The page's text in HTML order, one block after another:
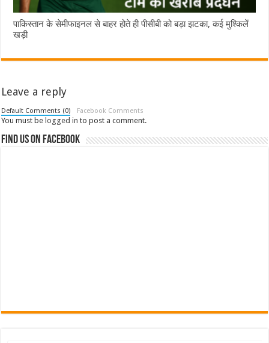
पाकिस्तान के सेमीफाइनल से बाहर होते ही पीसीबी को बड़ा झटका, कई मुश्किलें
खड़ी
Leave a reply
Default Comments (0) Facebook Comments
You must be logged in to post a comment.
Find us on Facebook